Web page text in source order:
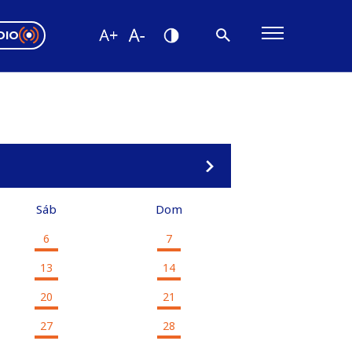
Sáb Dom
6
7
13
14
20
21
27
28